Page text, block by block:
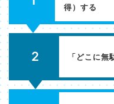
得）する​
2 「どこに